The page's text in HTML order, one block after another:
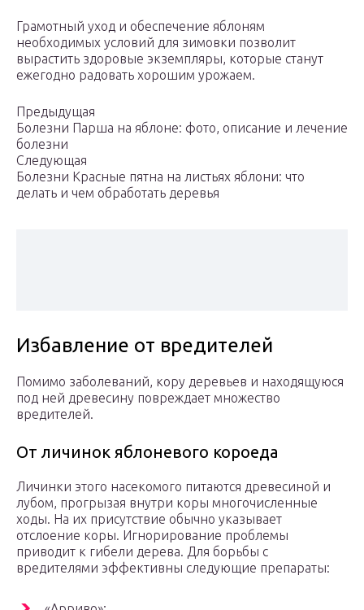
Грамотный уход и обеспечение яблоням
необходимых условий для зимовки позволит
вырастить здоровые экземпляры, которые станут
ежегодно радовать хорошим урожаем.
Предыдущая
Болезни Парша на яблоне: фото, описание и лечение
болезни
Следующая
Болезни Красные пятна на листьях яблони: что
делать и чем обработать деревья
Избавление от вредителей
Помимо заболеваний, кору деревьев и находящуюся
под ней древесину повреждает множество
вредителей.
От личинок яблоневого короеда
Личинки этого насекомого питаются древесиной и
лубом, прогрызая внутри коры многочисленные
ходы. На их присутствие обычно указывает
отслоение коры. Игнорирование проблемы
приводит к гибели дерева. Для борьбы с
вредителями эффективны следующие препараты: